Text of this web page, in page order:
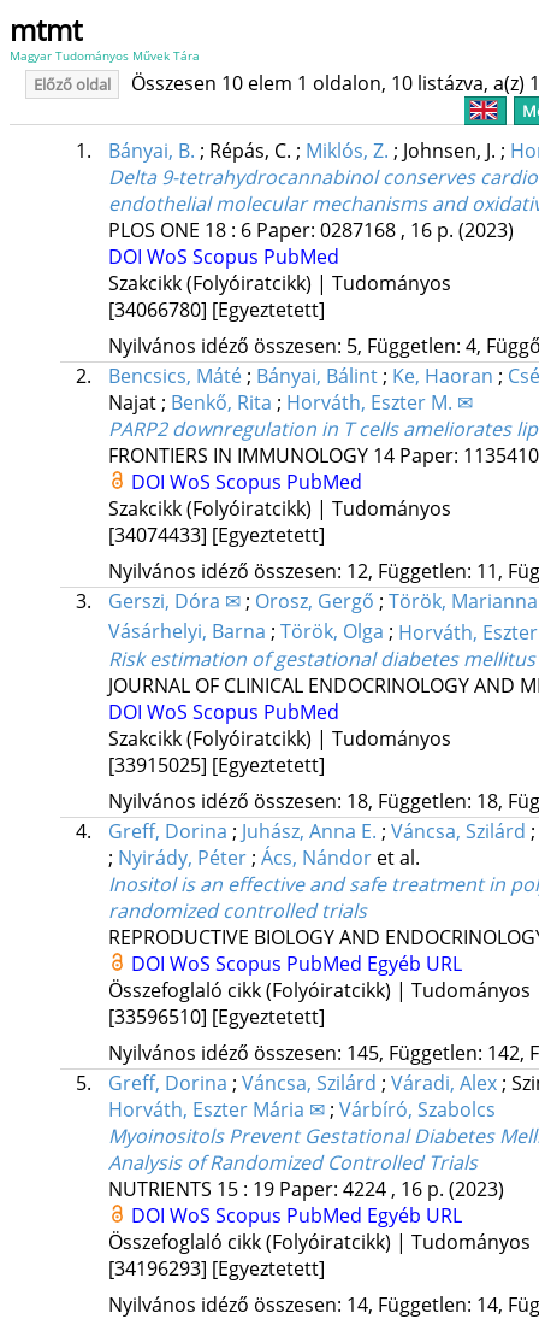
mtmt
Magyar Tudományos Művek Tára
Előző oldal Összesen 10 elem 1 oldalon, 10 listázva, a(z)
1. Bányai, B. ; Répás, C. ; Miklós, Z. ; Johnsen, J. ;
Delta 9-tetrahydrocannabinol conserves
endothelial molecular mechanisms and
PLOS ONE 18: 6 Paper: 0287168 , 16 p. (2023)
DOI WoS Scopus PubMed
Szakcikk (Folyóiratcikk) | Tudományos
[34066780] [Egyeztetett]
Nyilvános idéző összesen: 5, Független: 4,
2.
Bencsics, Máté; Bányai, Bálint; Ke, Haoran ;
Najat; Benkő, Rita ; Horváth, Eszter M. ✉
PARP2 downregulation in T cells ameliorates
FRONTIERS IN IMMUNOLOGY 14 Paper:
DOI WoS Scopus PubMed
Szakcikk (Folyóiratcikk) | Tudományos
[34074433] [Egyeztetett]
Nyilvános idéző összesen: 12, Független: 11,
3.
Gerszi, Dóra ✉; Orosz, Gergő ; Török, Marianna
Vásárhelyi, Barna ; Török, Olga ; Horváth,
Risk estimation of gestational diabetes
JOURNAL OF CLINICAL ENDOCRINOLOGY AND
DOI WoS Scopus PubMed
Szakcikk (Folyóiratcikk) | Tudományos
[33915025] [Egyeztetett]
Nyilvános idéző összesen: 18, Független: 18,
4.
Greff, Dorina ; Juhász, Anna E. ; Váncsa, Szilárd ;
; Nyirády, Péter ; Ács, Nándor et al.
Inositol is an effective and safe treatment in
randomized controlled trials
REPRODUCTIVE BIOLOGY AND
DOI WoS Scopus PubMed Egyéb URL
Összefoglaló cikk (Folyóiratcikk) | Tudományos
[33596510] [Egyeztetett]
Nyilvános idéző összesen: 145, Független: 142,
5.
Greff, Dorina ; Váncsa, Szilárd ; Váradi, Alex ;
Horváth, Eszter Mária ✉ ; Várbíró, Szabolcs
Myoinositols Prevent Gestational Diabetes
Analysis of Randomized Controlled Trials
NUTRIENTS 15: 19 Paper: 4224 , 16 p. (2023)
DOI WoS Scopus PubMed Egyéb URL
Összefoglaló cikk (Folyóiratcikk) | Tudományos
[34196293] [Egyeztetett]
Nyilvános idéző összesen: 14, Független: 14,